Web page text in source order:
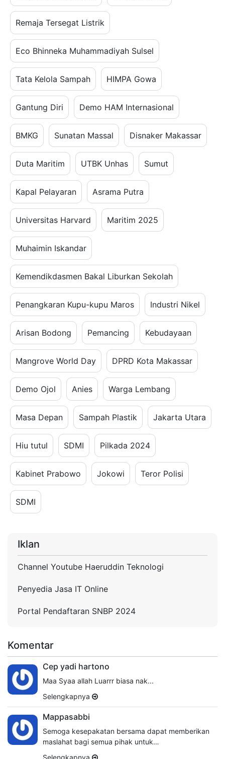
Remaja Tersegat Listrik
Eco Bhinneka Muhammadiyah Sulsel
Tata Kelola Sampah HIMPA Gowa
Gantung Diri Demo HAM Internasional
BMKG Sunatan Massal Disnaker Makassar
Duta Maritim UTBK Unhas Sumut
Kapal Pelayaran Asrama Putra
Universitas Harvard Maritim 2025
Muhaimin Iskandar
Kemendikdasmen Bakal Liburkan Sekolah
Penangkaran Kupu-kupu Maros Industri Nikel
Arisan Bodong Pemancing Kebudayaan
Mangrove World Day DPRD Kota Makassar
Demo Ojol Anies Warga Lembang
Masa Depan Sampah Plastik Jakarta Utara
Hiu tutul SDMI Pilkada 2024
Kabinet Prabowo Jokowi Teror Polisi
SDMI
Iklan
Channel Youtube Haeruddin Teknologi
Penyedia Jasa IT Online
Portal Pendaftaran SNBP 2024
Komentar
Cep yadi hartono
Maa Syaa allah Luarrr biasa nak...
Selengkapnya
Mappasabbi
Semoga kesepakatan bersama dapat memberikan
maslahat bagi semua pihak untuk…
Selengkapnya